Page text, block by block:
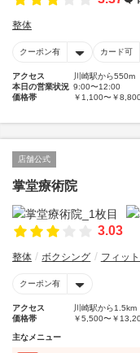
整体
クーポン有 カード可
アクセス
川崎駅から550m
本日の営業状況 9:00〜12:00
価格帯
￥1,100〜￥
店舗公式
掌堂療術院
3.03
整体 ボクシング フィッ
クーポン有
アクセス
川崎駅から1.5km
価格帯
￥5,500〜￥
主なメニュー